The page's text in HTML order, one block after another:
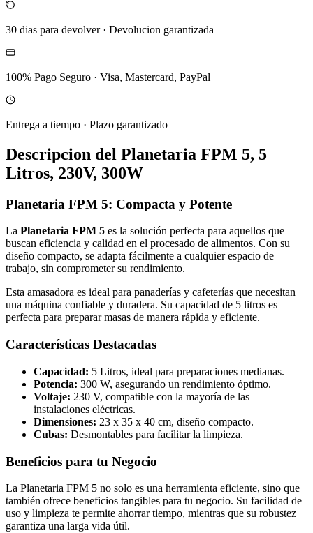
30 dias para devolver· Devolucion garantizada
100% Pago Seguro · Visa, Mastercard, PayPal
Entrega a tiempo · Plazo garantizado
Descripcion del Planetaria FPM 5, 5
Litros, 230V, 300W
Planetaria FPM 5: Compacta y Potente
La Planetaria FPM 5 es la solución perfecta para aquellos que
buscan eficiencia y calidad en el procesado de alimentos. Con su
diseño compacto, se adapta fácilmente a cualquier espacio de
trabajo, sin comprometer su rendimiento.
Esta amasadora es ideal para panaderías y cafeterías que necesitan
una máquina confiable y duradera. Su capacidad de 5 litros es
perfecta para preparar masas de manera rápida y eficiente.
Características Destacadas
Capacidad: 5 Litros, ideal para preparaciones medianas.
Potencia: 300 W, asegurando un rendimiento óptimo.
Voltaje: 230 V, compatible con la mayoría de las
instalaciones eléctricas.
Dimensiones: 23 x 35 x 40 cm, diseño compacto.
Cubas: Desmontables para facilitar la limpieza.
Beneficios para tu Negocio
La Planetaria FPM 5 no solo es una herramienta eficiente, sino que
también ofrece beneficios tangibles para tu negocio. Su facilidad de
uso y limpieza te permite ahorrar tiempo, mientras que su robustez
garantiza una larga vida útil.